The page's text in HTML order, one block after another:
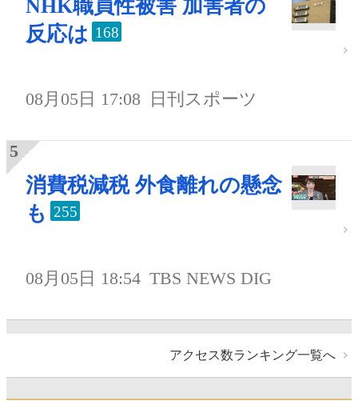
NHK職員性被害 加害者の
反応は 168
08月05日 17:08 日刊スポーツ
消費税減税 外食離れの懸念
も 255
08月05日 18:54 TBS NEWS DIG
アクセス数ランキング一覧へ